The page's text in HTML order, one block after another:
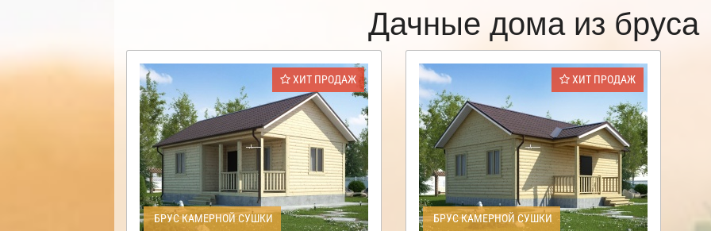
Дачные дома из бруса
ХИТ ПРОДАЖ
БРУС КАМЕРНОЙ СУШКИ
ХИТ ПРОДАЖ
БРУС КАМЕРНОЙ СУШКИ